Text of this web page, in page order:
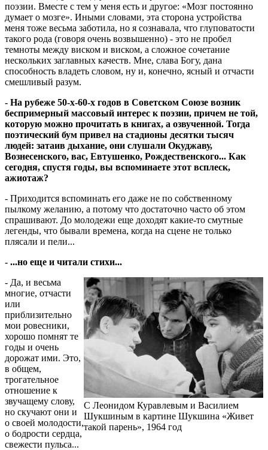
поэзии. Вместе с тем у меня есть и другое: «Мозг постоянно
думает о мозге». Иными словами, эта сторона устройства
меня тоже весьма заботила, но я сознавала, что глуповатости
такого рода (говоря очень возвышенно) - это не пробел
темноты между виском и виском, а сложное сочетание
нескольких заглавных качеств. Мне, слава Богу, дана
способность владеть словом, ну и, конечно, ясный и отчасти
смешливый разум.
- На рубеже 50-х-60-х годов в Советском Союзе возник
беспримерный массовый интерес к поэзии, причем не той,
которую можно прочитать в книгах, а озвученной. Тогда
поэтический бум привел на стадионы десятки тысяч
людей: затаив дыхание, они слушали Окуджаву,
Вознесенского, вас, Евтушенко, Рождественского... Как
сегодня, спустя годы, вы вспоминаете этот всплеск,
ажиотаж?
- Приходится вспоминать его даже не по собственному
пылкому желанию, а потому что достаточно часто об этом
спрашивают. До молодежи еще доходят какие-то смутные
легенды, что бывали времена, когда на сцене не только
плясали и пели...
- ...но еще и читали стихи...
С Леонидом Куравлевым и Василием
Шукшиным в картине Шукшина «Живет
такой парень», 1964 год
- Да, и весьма
многие, отчасти
или
приблизительно
мои ровесники,
хорошо помнят те
годы и очень
дорожат ими. Это,
в общем,
трогательное
отношение к
звучащему слову,
но скучают они и
о своей молодости,
о бодрости сердца,
свежести пульса...